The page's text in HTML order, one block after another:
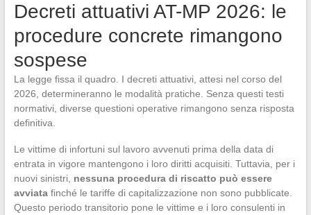
Decreti attuativi AT-MP 2026: le
procedure concrete rimangono
sospese
La legge fissa il quadro. I decreti attuativi, attesi nel corso del
2026, determineranno le modalità pratiche. Senza questi testi
normativi, diverse questioni operative rimangono senza risposta
definitiva.
Le vittime di infortuni sul lavoro avvenuti prima della data di
entrata in vigore mantengono i loro diritti acquisiti. Tuttavia, per i
nuovi sinistri, nessuna procedura di riscatto può essere
avviatafinché le tariffe di capitalizzazione non sono pubblicate.
Questo periodo transitorio pone le vittime e i loro consulenti in